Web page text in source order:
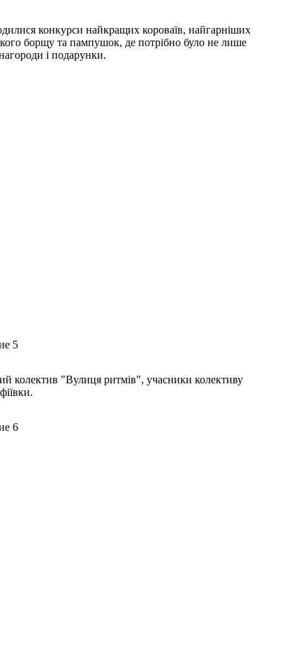
конкурси найкращих короваїв, найгарніших
борщу та пампушок, де потрібно було не лише
і подарунки.
колектив "Вулиця ритмів", учасники колективу